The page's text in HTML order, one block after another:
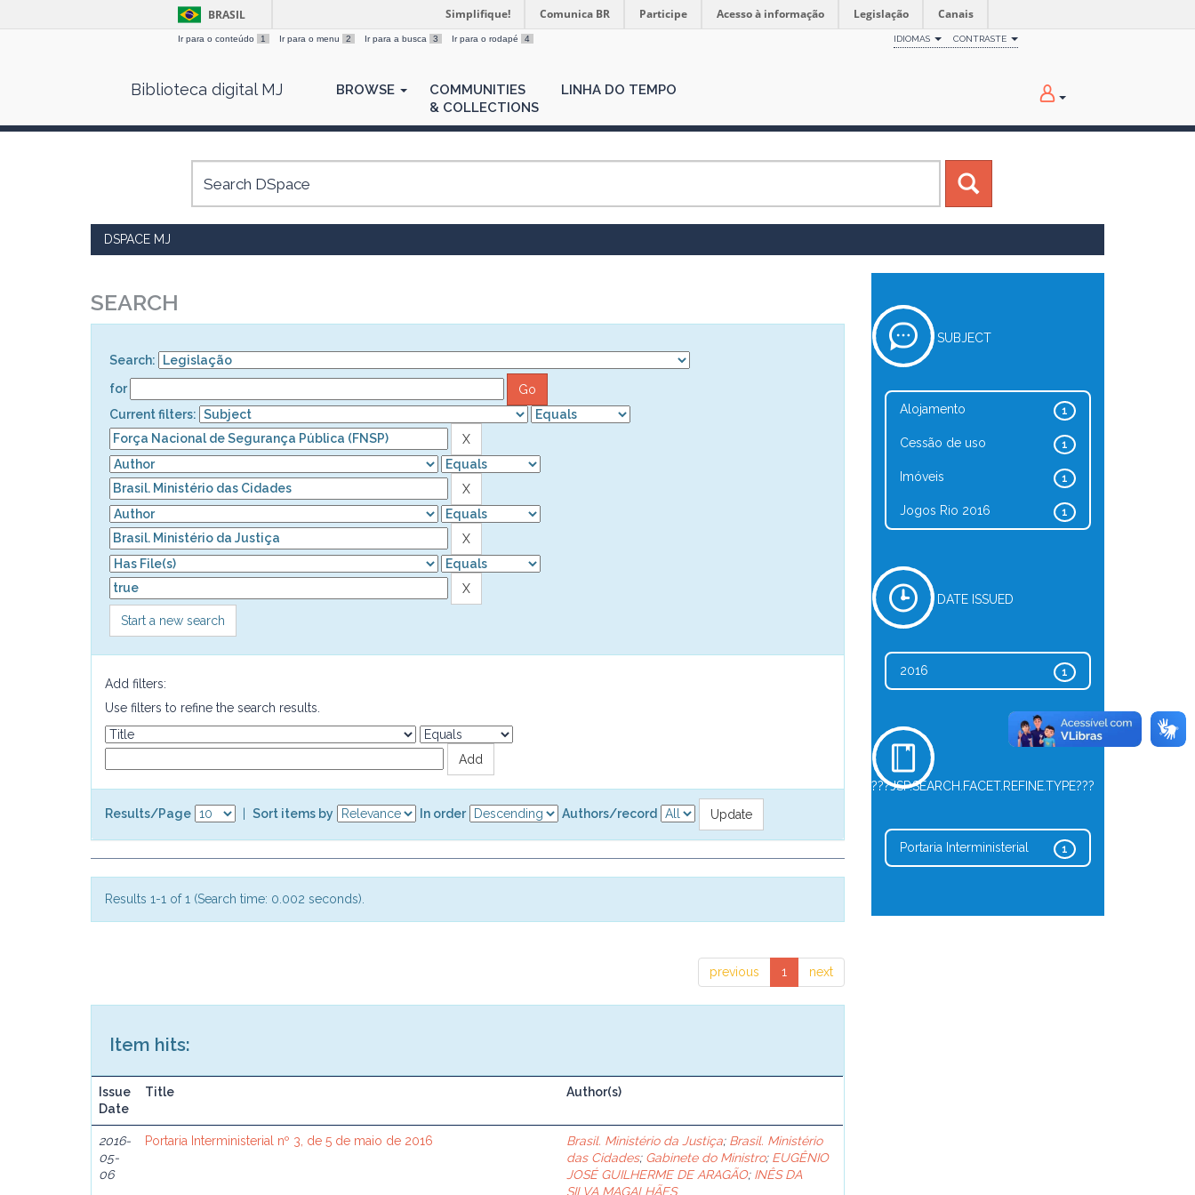
BRASIL Simplifique! Comunica BR Participe Acesso à informação Legislação Canais
Ir para o conteúdo 1 Ir para o menu 2 Ir para a busca 3 Ir para o rodapé 4 IDIOMAS CONTRASTE
Biblioteca digital MJ BROWSE
COMMUNITIES
& COLLECTIONS
LINHA DO TEMPO
DSPACE MJ
SEARCH
Search:
for
Current filters:
Start a new search
Add filters:
Use filters to refine the search results.
Results/Page Sort items by In order Authors/record
Results 1-1 of 1 (Search time: 0.002 seconds).
previous 1 next
Item hits:
Issue
Date
Title Author(s)
2016-
05-
06
Portaria Interministerial nº 3, de 5 de maio de 2016 Brasil. Ministério da Justiça; Brasil. Ministério
das Cidades; Gabinete do Ministro; EUGÊNIO
JOSÉ GUILHERME DE ARAGÃO; INÊS DA
SILVA MAGALHÃES
SUBJECT
1
Alojamento
1
Cessão de uso
1
Imóveis
1
Jogos Rio 2016
DATE ISSUED
1
2016
???JSP.SEARCH.FACET.REFINE.TYPE???
1
Portaria Interministerial